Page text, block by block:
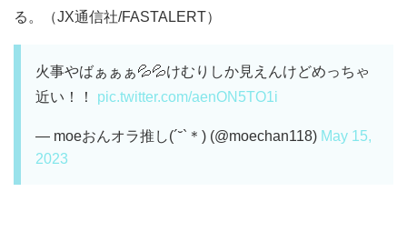
る。（JX通信社/FASTALERT）
火事やばぁぁぁ💦💦けむりしか見えんけどめっちゃ
近い！！ pic.twitter.com/aenON5TO1i
— moeおんオラ推し(´˘`＊) (@moechan118) May 15,
2023